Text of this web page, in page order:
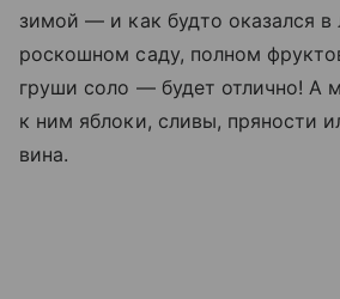
зимой — и как будто оказался в
роскошном саду, полном
груши соло — будет отлично! А
к ним яблоки, сливы, пряности
вина.